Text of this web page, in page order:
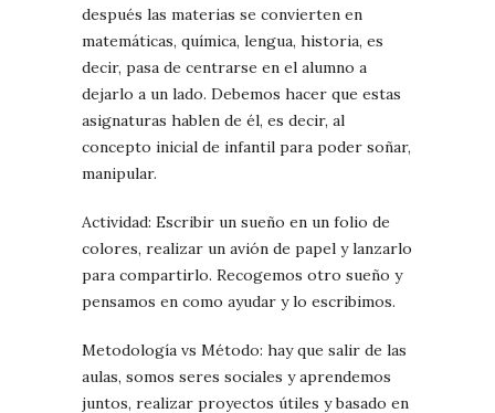
después las materias se convierten en
matemáticas, química, lengua, historia, es
decir, pasa de centrarse en el alumno a
dejarlo a un lado. Debemos hacer que estas
asignaturas hablen de él, es decir, al
concepto inicial de infantil para poder soñar,
manipular.
Actividad: Escribir un sueño en un folio de
colores, realizar un avión de papel y lanzarlo
para compartirlo. Recogemos otro sueño y
pensamos en como ayudar y lo escribimos.
Metodología vs Método: hay que salir de las
aulas, somos seres sociales y aprendemos
juntos, realizar proyectos útiles y basado en